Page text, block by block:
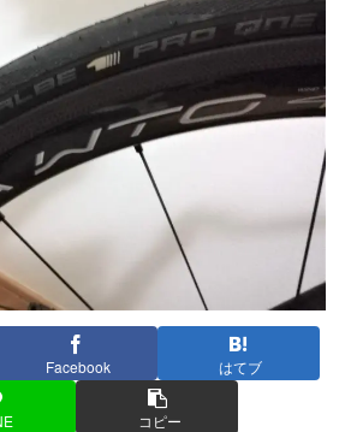
Facebook はてブ
コピー